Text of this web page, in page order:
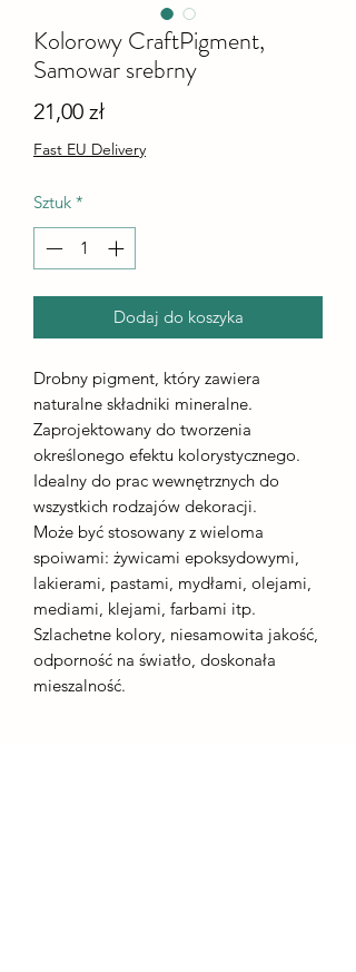
Kolorowy CraftPigment,
Samowar srebrny
21,00 złCena
Fast EU Delivery
Sztuk *
Dodaj do koszyka
Drobny pigment, który zawiera
naturalne składniki mineralne.
Zaprojektowany do tworzenia
określonego efektu kolorystycznego.
Idealny do prac wewnętrznych do
wszystkich rodzajów dekoracji.
Może być stosowany z wieloma
spoiwami: żywicami epoksydowymi,
lakierami, pastami, mydłami, olejami,
mediami, klejami, farbami itp.
Szlachetne kolory, niesamowita jakość,
odporność na światło, doskonała
mieszalność.